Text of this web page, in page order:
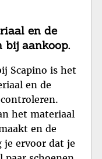
en de
bij aankoop.
Scapino is het
en de
het materiaal
en de
je ervoor dat je